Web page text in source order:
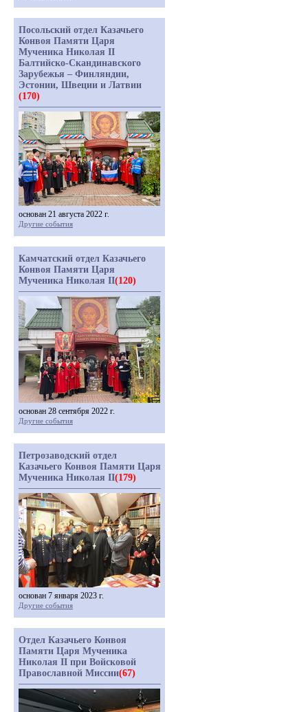
Посольский отдел Казачьего
Конвоя Памяти Царя
Мученика Николая II
Балтийско-Скандинавского
Зарубежья – Финляндии,
Эстонии, Швеции и Латвии
(170)
основан 21 августа 2022 г.
Другие события
Камчатский отдел Казачьего
Конвоя Памяти Царя
Мученика Николая II(120)
основан 28 сентября 2022 г.
Другие события
Петрозаводский отдел
Казачьего Конвоя Памяти Царя
Мученика Николая II(179)
основан 7 января 2023 г.
Другие события
Отдел Казачьего Конвоя
Памяти Царя Мученика
Николая II при Войсковой
Православной Миссии(67)